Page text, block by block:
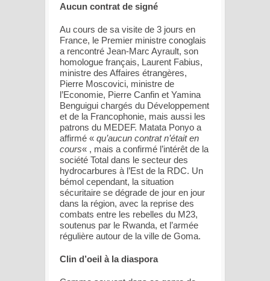
Aucun contrat de signé
Au cours de sa visite de 3 jours en
France, le Premier ministre conoglais
a rencontré Jean-Marc Ayrault, son
homologue français, Laurent Fabius,
ministre des Affaires étrangères,
Pierre Moscovici, ministre de
l’Economie, Pierre Canfin et Yamina
Benguigui chargés du Développement
et de la Francophonie, mais aussi les
patrons du MEDEF. Matata Ponyo a
affirmé « qu’aucun contrat n’était en
cours« , mais a confirmé l’intérêt de la
société Total dans le secteur des
hydrocarbures à l’Est de la RDC. Un
bémol cependant, la situation
sécuritaire se dégrade de jour en jour
dans la région, avec la reprise des
combats entre les rebelles du M23,
soutenus par le Rwanda, et l’armée
régulière autour de la ville de Goma.
Clin d’oeil à la diaspora